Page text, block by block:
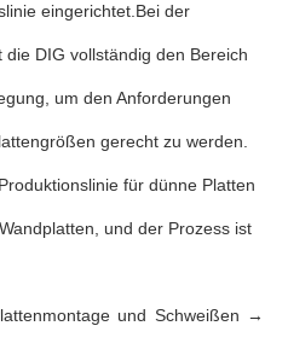
eingerichtet.Bei der
DIG vollständig den Bereich
um den Anforderungen
gerecht zu werden.
für dünne Platten
und der Prozess ist
und Schweißen →